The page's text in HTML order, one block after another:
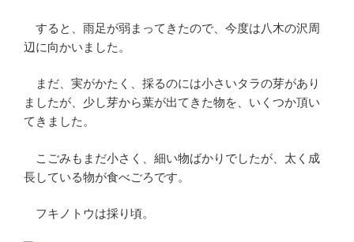
すると、雨足が弱まってきたので、今度は八木の沢周
辺に向かいました。
まだ、実がかたく、採るのには小さいタラの芽があり
ましたが、少し芽から葉が出てきた物を、いくつか頂い
てきました。
こごみもまだ小さく、細い物ばかりでしたが、太く成
長している物が食べごろです。
フキノトウは採り頃。